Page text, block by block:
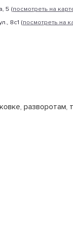
5 (посмотреть на
8с1 (посмотреть на